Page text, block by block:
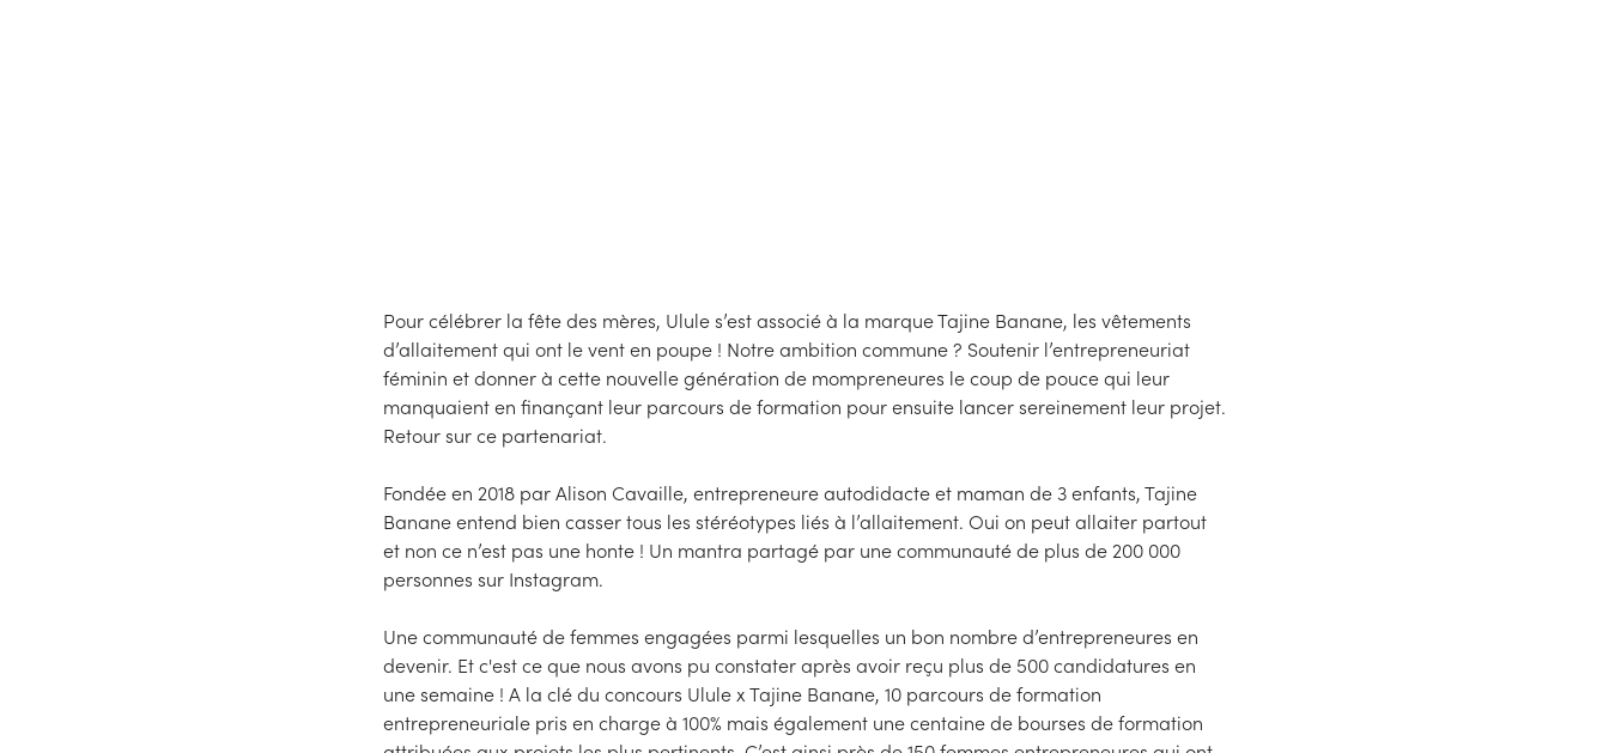
Pour célébrer la fête des mères, Ulule s’est associé à la marque Tajine Banane, les vêtements
d’allaitement qui ont le vent en poupe ! Notre ambition commune ? Soutenir l’entrepreneuriat
féminin et donner à cette nouvelle génération de mompreneures le coup de pouce qui leur
manquaient en finançant leur parcours de formation pour ensuite lancer sereinement leur projet.
Retour sur ce partenariat.
Fondée en 2018 par Alison Cavaille, entrepreneure autodidacte et maman de 3 enfants, Tajine
Banane entend bien casser tous les stéréotypes liés à l’allaitement. Oui on peut allaiter partout
et non ce n’est pas une honte ! Un mantra partagé par une communauté de plus de 200 000
personnes sur Instagram.
Une communauté de femmes engagées parmi lesquelles un bon nombre d’entrepreneures en
devenir. Et c'est ce que nous avons pu constater après avoir reçu plus de 500 candidatures en
une semaine ! A la clé du concours Ulule x Tajine Banane, 10 parcours de formation
entrepreneuriale pris en charge à 100% mais également une centaine de bourses de formation